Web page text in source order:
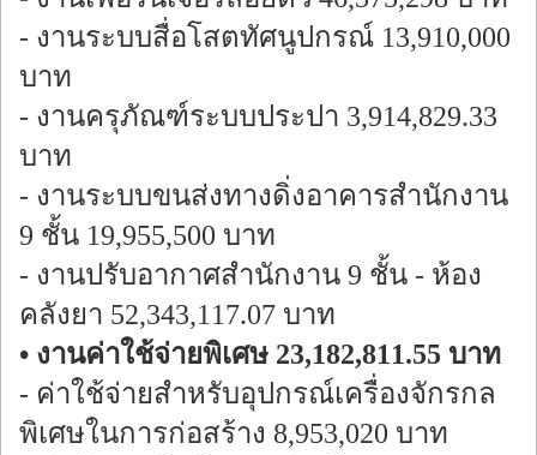
- งานระบบสื่อโสตทัศนูปกรณ์ 13,910,000
บาท
- งานครุภัณฑ์ระบบประปา 3,914,829.33
บาท
- งานระบบขนส่งทางดิ่งอาคารสำนักงาน
9 ชั้น 19,955,500 บาท
- งานปรับอากาศสำนักงาน 9 ชั้น - ห้อง
คลังยา 52,343,117.07 บาท
• งานค่าใช้จ่ายพิเศษ 23,182,811.55 บาท
- ค่าใช้จ่ายสำหรับอุปกรณ์เครื่องจักรกล
พิเศษในการก่อสร้าง 8,953,020 บาท